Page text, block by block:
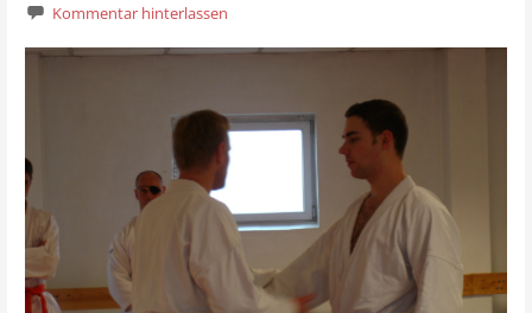
Kommentar hinterlassen